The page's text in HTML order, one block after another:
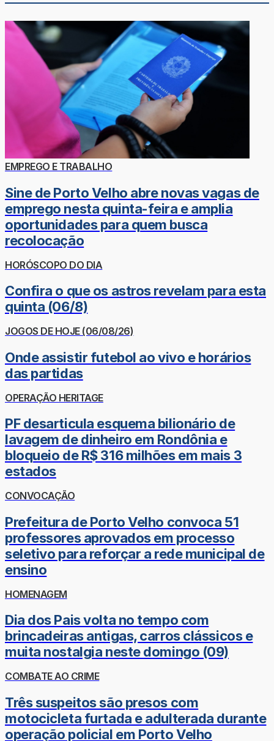
EMPREGO E TRABALHO
Sine de Porto Velho abre novas vagas de
emprego nesta quinta-feira e amplia
oportunidades para quem busca
recolocação
HORÓSCOPO DO DIA
Confira o que os astros revelam para esta
quinta (06/8)
JOGOS DE HOJE (06/08/26)
Onde assistir futebol ao vivo e horários
das partidas
OPERAÇÃO HERITAGE
PF desarticula esquema bilionário de
lavagem de dinheiro em Rondônia e
bloqueio de R$ 316 milhões em mais 3
estados
CONVOCAÇÃO
Prefeitura de Porto Velho convoca 51
professores aprovados em processo
seletivo para reforçar a rede municipal de
ensino
HOMENAGEM
Dia dos Pais volta no tempo com
brincadeiras antigas, carros clássicos e
muita nostalgia neste domingo (09)
COMBATE AO CRIME
Três suspeitos são presos com
motocicleta furtada e adulterada durante
operação policial em Porto Velho